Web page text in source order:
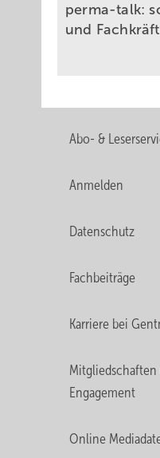
perma-talk:
und
Abo- &
Anmelden
Datenschutz
Fachbeiträge
Karriere bei
Mitgliedschaften
Engagement
Online